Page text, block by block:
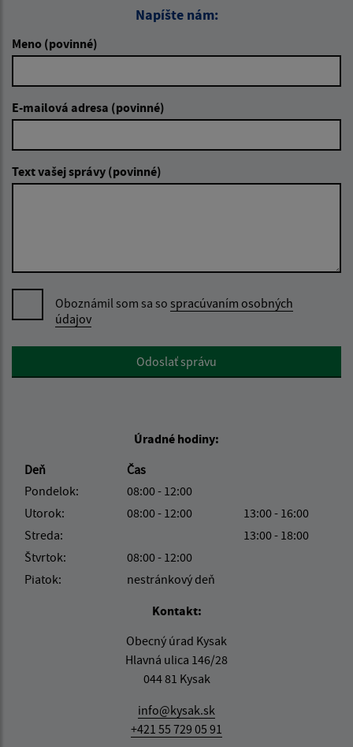
Napíšte nám:
Meno (povinné)
E-mailová adresa (povinné)
Text vašej správy (povinné)
Oboznámil som sa so spracúvaním osobných
údajov
Google reCaptcha ResponseOdoslať správu
Úradné hodiny:
Deň
Čas
Pondelok:
08:00 - 12:00
Utorok:
08:00 - 12:00
13:00 - 16:00
Streda:
13:00 - 18:00
Štvrtok:
08:00 - 12:00
Piatok:
nestránkový deň
Kontakt:
Obecný úrad Kysak
Hlavná ulica 146/28
044 81 Kysak
info@kysak.sk
+421 55 729 05 91